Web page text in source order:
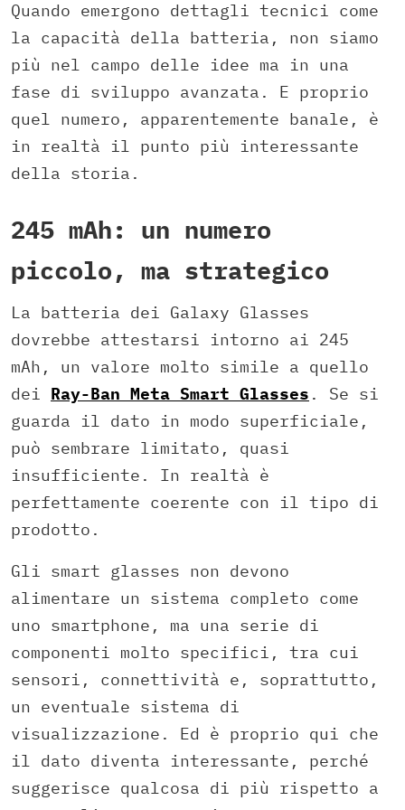
Quando emergono dettagli tecnici come
la capacità della batteria, non siamo
più nel campo delle idee ma in una
fase di sviluppo avanzata. E proprio
quel numero, apparentemente banale, è
in realtà il punto più interessante
della storia.
245 mAh: un numero
piccolo, ma strategico
La batteria dei Galaxy Glasses
dovrebbe attestarsi intorno ai 245
mAh, un valore molto simile a quello
dei Ray-Ban Meta Smart Glasses . Se si
guarda il dato in modo superficiale,
può sembrare limitato, quasi
insufficiente. In realtà è
perfettamente coerente con il tipo di
prodotto.
Gli smart glasses non devono
alimentare un sistema completo come
uno smartphone, ma una serie di
componenti molto specifici, tra cui
sensori, connettività e, soprattutto,
un eventuale sistema di
visualizzazione. Ed è proprio qui che
il dato diventa interessante, perché
suggerisce qualcosa di più rispetto a